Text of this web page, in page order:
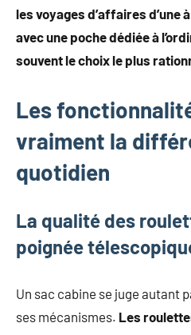
les voyages d’affaires d’une
avec une poche dédiée à
souvent le choix le plus
Les
vraiment la
quotidien
La qualité des
poignée
Un sac cabine se juge autant
ses mécanismes. Les